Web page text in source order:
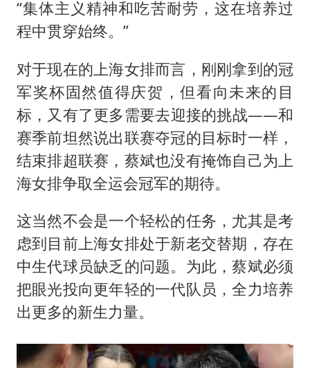
“集体主义精神和吃苦耐劳，这在培养过
程中贯穿始终。”
对于现在的上海女排而言，刚刚拿到的冠
军奖杯固然值得庆贺，但看向未来的目
标，又有了更多需要去迎接的挑战——和
赛季前坦然说出联赛夺冠的目标时一样，
结束排超联赛，蔡斌也没有掩饰自己为上
海女排争取全运会冠军的期待。
这当然不会是一个轻松的任务，尤其是考
虑到目前上海女排处于新老交替期，存在
中生代球员缺乏的问题。为此，蔡斌必须
把眼光投向更年轻的一代队员，全力培养
出更多的新生力量。